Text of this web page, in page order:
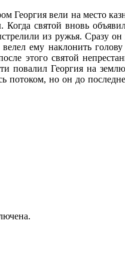
Георгия вели на место
святой вновь
из ружья. Сразу он
ему наклонить
этого святой
повалил Георгия на
потоком, но он до